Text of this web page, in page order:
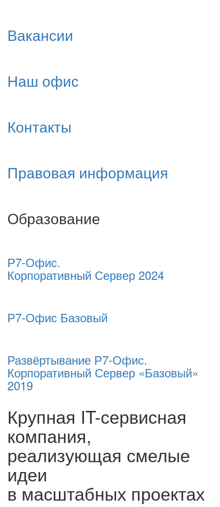
Вакансии
Наш офис
Контакты
Правовая информация
Образование
Р7-Офис.
Корпоративный Сервер 2024
Р7-Офис Базовый
Развёртывание Р7-Офис.
Корпоративный Сервер «Базовый»
2019
Крупная IT-сервисная
компания,
реализующая смелые
идеи
в масштабных проектах